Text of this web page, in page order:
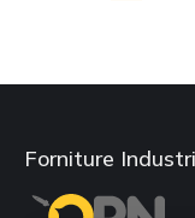
Forniture